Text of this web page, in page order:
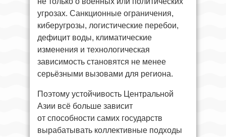
угрозах. Санкционные ограничения,
киберугрозы, логистические перебои,
дефицит воды, климатические
изменения и технологическая
зависимость становятся не менее
серьёзными вызовами для региона.
Поэтому устойчивость Центральной
Азии всё больше зависит
от способности самих государств
вырабатывать коллективные подходы